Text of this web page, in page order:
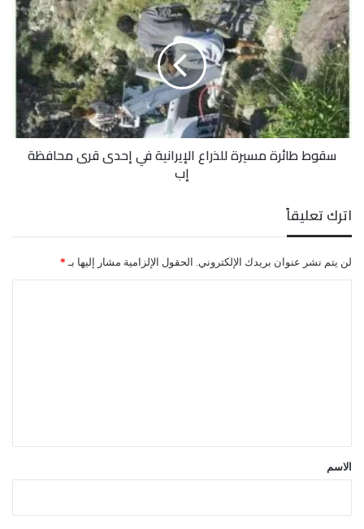
طائرة
مسيرة
للذراع
الإيرانية
في
إحدى
قرى
محافظة
سقوط طائرة مسيرة للذراع الإيرانية في إحدى قرى محافظة
إب
اترك تعليقاً
لن يتم نشر عنوان بريدك الإلكتروني. الحقول الإلزامية مشار إليها بـ *
*الاسم